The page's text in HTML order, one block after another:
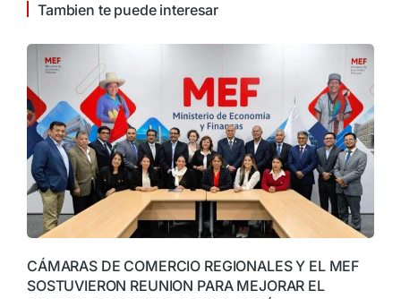
Tambien te puede interesar
CÁMARAS DE COMERCIO REGIONALES Y EL MEF
SOSTUVIERON REUNION PARA MEJORAR EL